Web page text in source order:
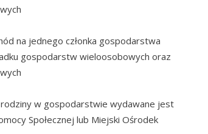
na jednego członka gospodarstwa
gospodarstw wieloosobowych oraz
rodziny w gospodarstwie wydawane jest
Społecznej lub Miejski Ośrodek